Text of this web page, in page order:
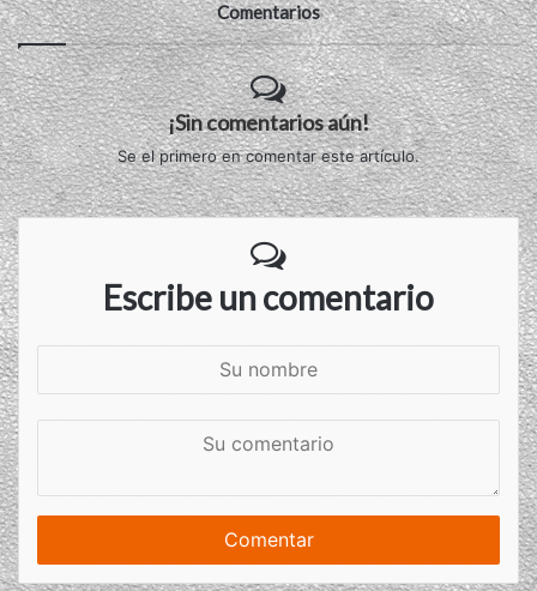
Comentarios
¡Sin comentarios aún!
Se el primero en comentar este artículo.
Escribe un comentario
n